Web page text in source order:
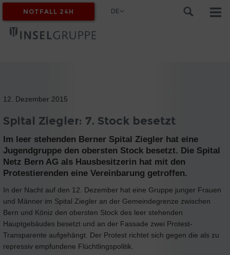
MYINSEL
NOTFALL 24H DE
12. Dezember 2015
Spital Ziegler: 7. Stock besetzt
Im leer stehenden Berner Spital Ziegler hat eine
Jugendgruppe den obersten Stock besetzt. Die Spital
Netz Bern AG als Hausbesitzerin hat mit den
Protestierenden eine Vereinbarung getroffen.
In der Nacht auf den 12. Dezember hat eine Gruppe junger Frauen
und Männer im Spital Ziegler an der Gemeindegrenze zwischen
Bern und Köniz den obersten Stock des leer stehenden
Hauptgebäudes besetzt und an der Fassade zwei Protest-
Transparente aufgehängt. Der Protest richtet sich gegen die als zu
repressiv empfundene Flüchtlingspolitik.